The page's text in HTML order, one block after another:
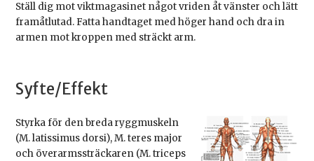
Ställ dig mot viktmagasinet något vriden åt vänster och lätt
framåtlutad. Fatta handtaget med höger hand och dra in
armen mot kroppen med sträckt arm.
Syfte/Effekt
Styrka för den breda ryggmuskeln
(M. latissimus dorsi), M. teres major
och överarmssträckaren (M. triceps